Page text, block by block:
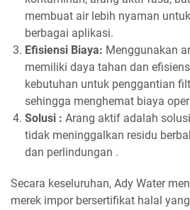
membuat air lebih nyaman
berbagai aplikasi.
Efisiensi Biaya: Menggunakan
memiliki daya tahan dan
kebutuhan untuk penggantian
sehingga menghemat biaya
Solusi : Arang aktif adalah
tidak meninggalkan residu
dan perlindungan .
Secara keseluruhan, Ady Water
merek impor bersertifikat halal